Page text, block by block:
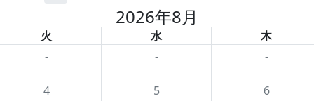
2026年8月
火 水 木
- - -
4 5 6